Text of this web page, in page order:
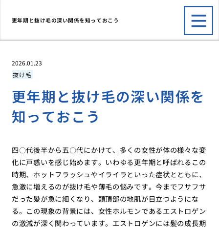
更年期と抜け毛の深い関係を知っておこう
2026.01.23
抜け毛
更年期と抜け毛の深い関係を
知っておこう
四〇代後半から五〇代にかけて、多くの女性が体の様々な変
化に戸惑いを感じ始めます。いわゆる更年期と呼ばれるこの
時期、ホットフラッシュやイライラといった症状とともに、
急激に増えるのが抜け毛や薄毛の悩みです。今までフサフサ
だった髪が急に細くなり、頭頂部の地肌が目立つようにな
る。この現象の背景には、女性ホルモンであるエストロゲン
の激減が深く関わっています。エストロゲンには髪の成長期